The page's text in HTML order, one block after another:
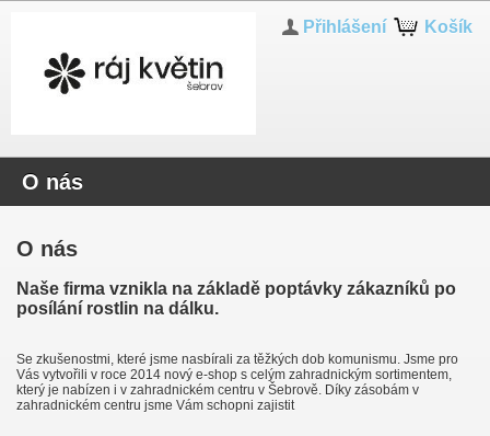
Košík
Přihlášení
O nás
O nás
Naše firma vznikla na základě poptávky zákazníků po
posílání rostlin na dálku.
Se zkušenostmi, které jsme nasbírali za těžkých dob komunismu. Jsme pro
Vás vytvořili v roce 2014 nový e-shop s celým zahradnickým sortimentem,
který je nabízen i v zahradnickém centru v Šebrově. Díky zásobám v
zahradnickém centru jsme Vám schopni zajistit